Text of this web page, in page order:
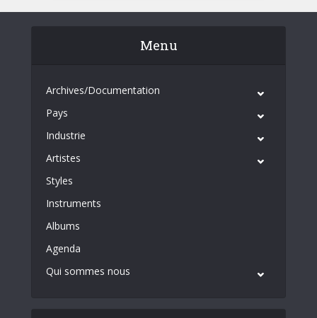
Menu
Archives/Documentation
Pays
Industrie
Artistes
Styles
Instruments
Albums
Agenda
Qui sommes nous